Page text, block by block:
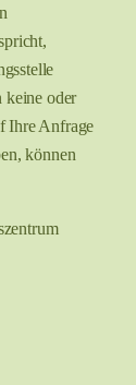
keine oder
Ihre Anfrage
können